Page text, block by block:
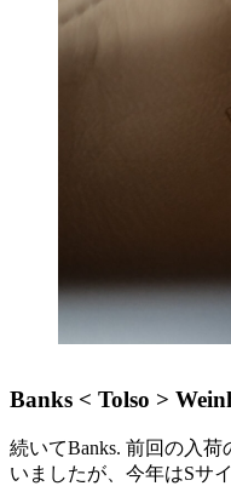
Banks < Tolso >
続いてBanks. 前回の入
いましたが、今年はSサ